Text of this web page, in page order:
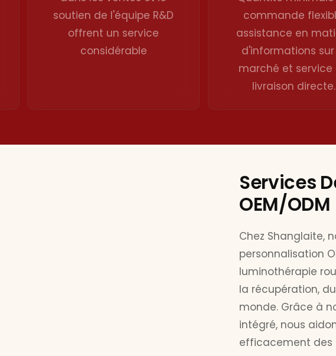
soutien de l'équipe R&D
offrent un service
considérable
commande
assistance en
d'informations sur
marché et service
livraison directe.
Services
OEM/ODM
Chez Shanglaite,
personnalisation
luminothérapie
la récupération,
monde. Grâce à
intégré, nous
efficacement des